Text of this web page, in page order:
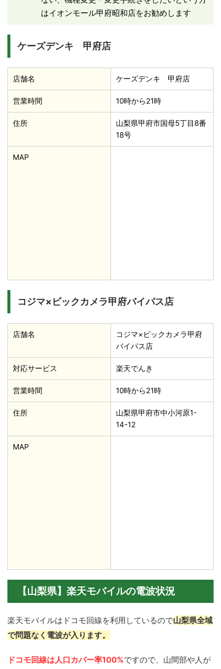
はイオンモール甲府昭和店をお勧めします
ケーズデンキ 甲府店
店舗名 ケーズデンキ 甲府店
営業時間 10時から21時
住所
山梨県甲府市国母5丁目8番
18号
MAP
コジマ×ビックカメラ甲府バイパス店
店舗名
コジマ×ビックカメラ甲府
バイパス店
対応サービス 楽天でんき
営業時間 10時から21時
住所
山梨県甲府市中小河原1-
14-12
MAP
【山梨県】楽天モバイルの電波状況
楽天モバイルはドコモ回線を利用しているので山梨県全域
で問題なく電波が入ります。
ドコモ回線は人口カバー率100%ですので、山間部や人が